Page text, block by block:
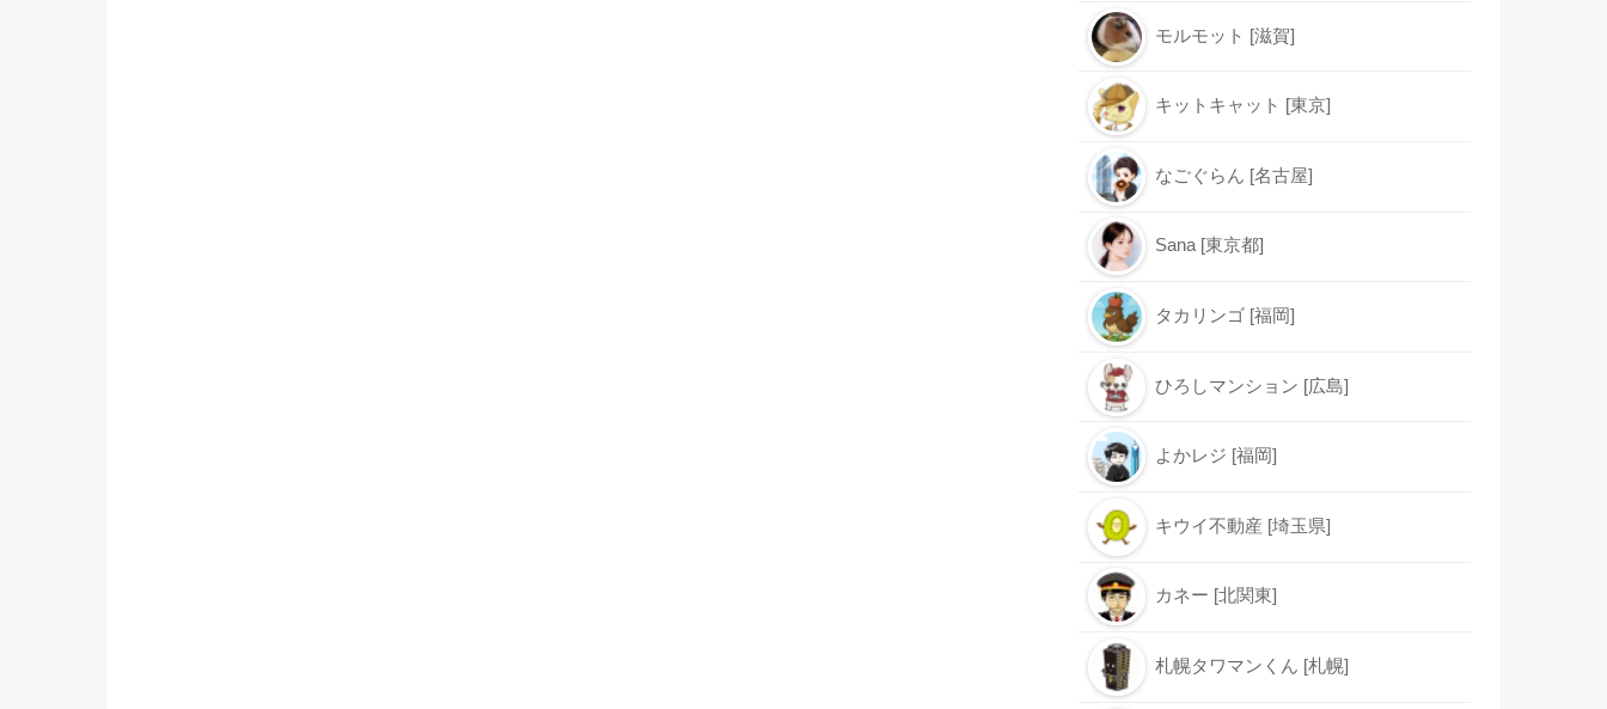
モルモット [滋賀]
キットキャット [東京]
なごぐらん [名古屋]
Sana [東京都]
タカリンゴ [福岡]
ひろしマンション [広島]
よかレジ [福岡]
キウイ不動産 [埼玉県]
カネー [北関東]
札幌タワマンくん [札幌]